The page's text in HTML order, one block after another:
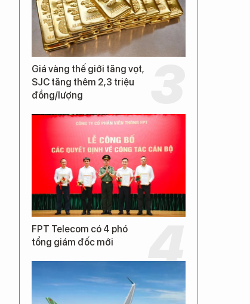
Giá vàng thế giới tăng vọt,
SJC tăng thêm 2,3 triệu
đồng/lượng
FPT Telecom có 4 phó
tổng giám đốc mới